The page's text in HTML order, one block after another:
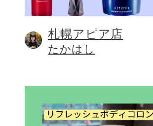
札幌アピア店
たかはし